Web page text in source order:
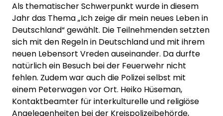
Als thematischer Schwerpunkt wurde in diesem
Jahr das Thema „Ich zeige dir mein neues Leben in
Deutschland“ gewählt. Die Teilnehmenden setzten
sich mit den Regeln in Deutschland und mit ihrem
neuen Lebensort Vreden auseinander. Da durfte
natürlich ein Besuch bei der Feuerwehr nicht
fehlen. Zudem war auch die Polizei selbst mit
einem Peterwagen vor Ort. Heiko Hüseman,
Kontaktbeamter für interkulturelle und religiöse
Angelegenheiten bei der Kreispolizeibehörde,